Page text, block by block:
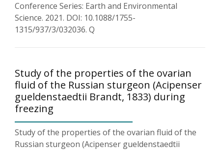
Conference Series: Earth and Environmental
Science. 2021. DOI: 10.1088/1755-
1315/937/3/032036. Q
Study of the properties of the ovarian
fluid of the Russian sturgeon (Acipenser
gueldenstaedtii Brandt, 1833) during
freezing
Study of the properties of the ovarian fluid of the
Russian sturgeon (Acipenser gueldenstaedtii